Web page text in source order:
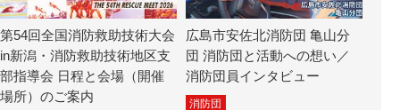
第54回全国消防救助技術大会
in新潟・消防救助技術地区支
部指導会 日程と会場（開催
場所）のご案内
広島市安佐北消防団 亀山分
団 消防団と活動への想い／
消防団員インタビュー
消防団